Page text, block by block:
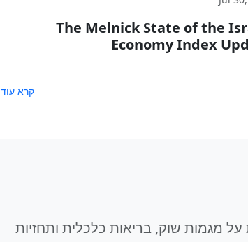
The Melnick State of the
Economy Index
קרא עוד
מגמות שוק, בריאות כלכלית ותחזיות